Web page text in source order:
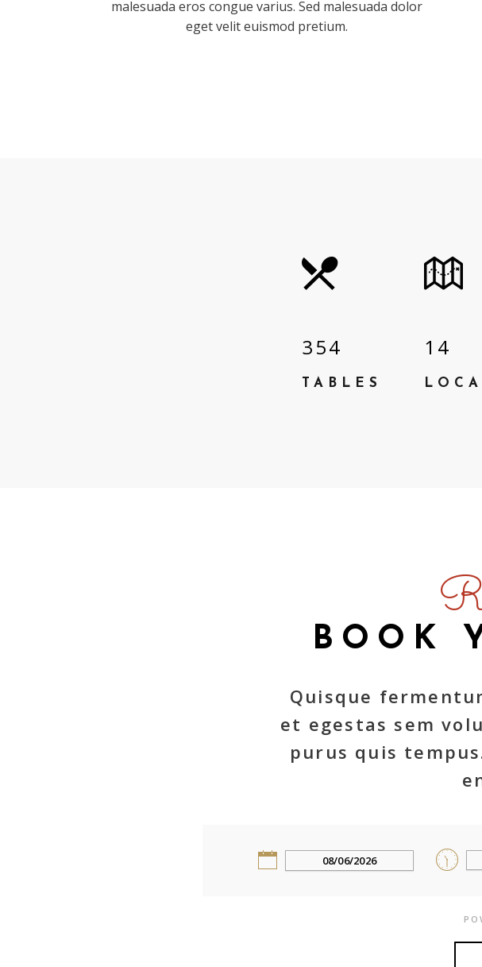
malesuada eros congue varius. Sed malesuada dolor
eget velit euismod pretium.
354
TABLES
1 4
BOOK
Quisque
et egestas sem
purus quis